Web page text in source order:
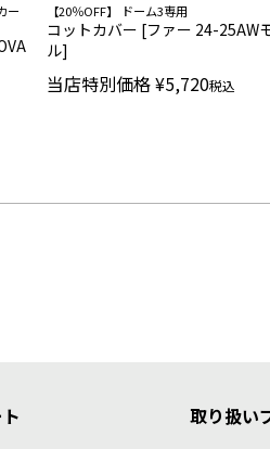
ー
【20％OFF】 ドーム3専用
コットカバー [ファー 24-25AW
ル]
当店特別価格¥5,720税込
取り扱い